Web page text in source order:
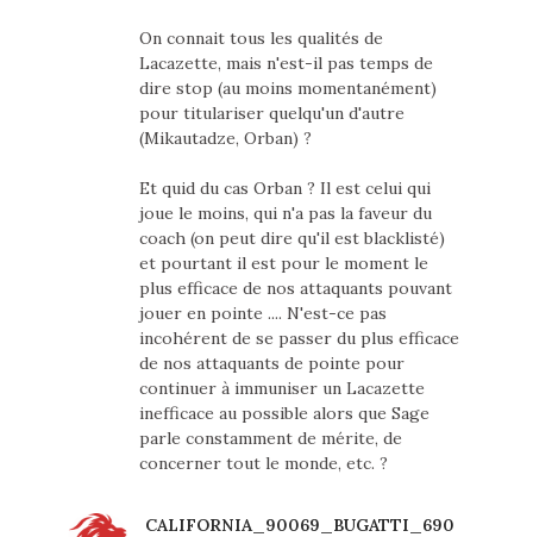
On connait tous les qualités de
Lacazette, mais n'est-il pas temps de
dire stop (au moins momentanément)
pour titulariser quelqu'un d'autre
(Mikautadze, Orban) ?
Et quid du cas Orban ? Il est celui qui
joue le moins, qui n'a pas la faveur du
coach (on peut dire qu'il est blacklisté)
et pourtant il est pour le moment le
plus efficace de nos attaquants pouvant
jouer en pointe .... N'est-ce pas
incohérent de se passer du plus efficace
de nos attaquants de pointe pour
continuer à immuniser un Lacazette
inefficace au possible alors que Sage
parle constamment de mérite, de
concerner tout le monde, etc. ?
CALIFORNIA_90069_BUGATTI_690